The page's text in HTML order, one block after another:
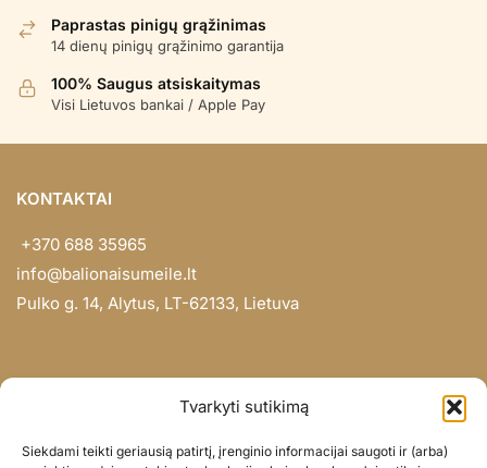
Tvarkyti sutikimą
Siekdami teikti geriausią patirtį, įrenginio informacijai saugoti ir (arba)
Paprastas pinigų grąžinimas
14 dienų pinigų grąžinimo garantija
100% Saugus atsiskaitymas
Visi Lietuvos bankai / Apple Pay
KONTAKTAI
+370 688 35965
info@balionaisumeile.lt
Pulko g. 14, Alytus, LT-62133, Lietuva